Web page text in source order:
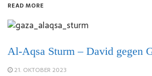
READ MORE
Al-Aqsa Sturm – David gegen
21. OKTOBER 2023